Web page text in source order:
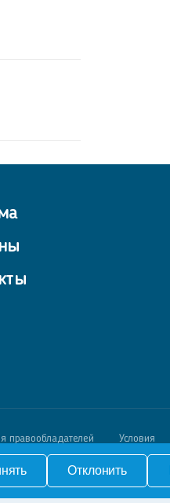
правообладателей Условия
Отклонить